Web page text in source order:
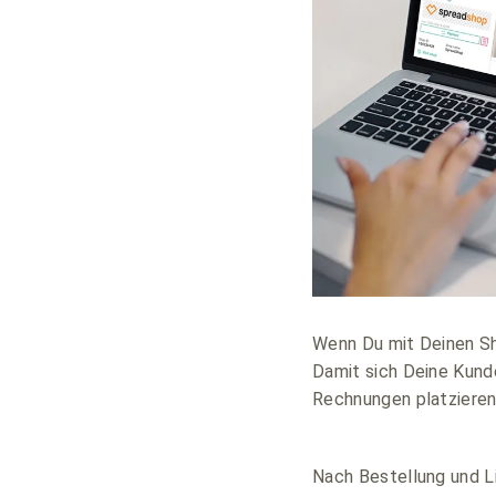
Wenn Du mit Deinen
Damit sich Deine
Rechnungen
Nach Bestellung und